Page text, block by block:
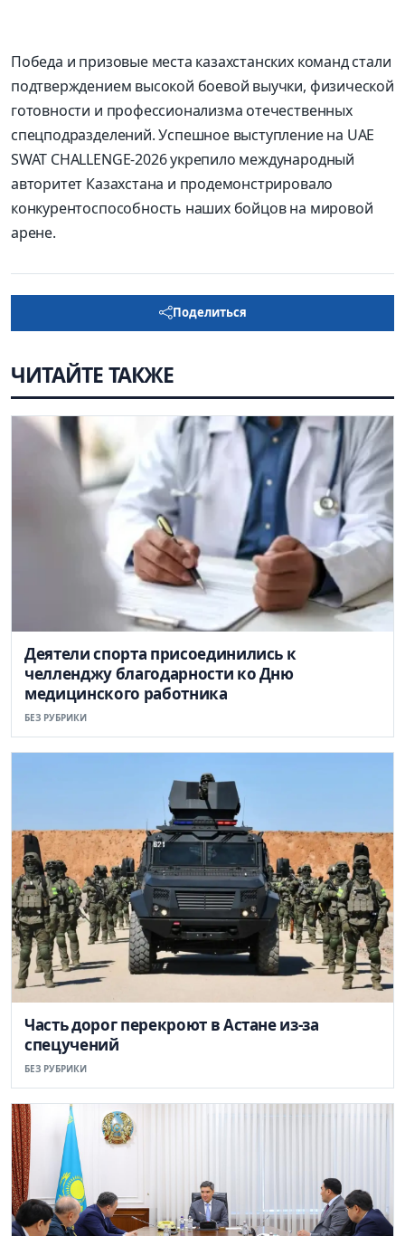
Победа и призовые места казахстанских команд стали
подтверждением высокой боевой выучки, физической
готовности и профессионализма отечественных
спецподразделений. Успешное выступление на UAE
SWAT CHALLENGE-2026 укрепило международный
авторитет Казахстана и продемонстрировало
конкурентоспособность наших бойцов на мировой
арене.
Поделиться
ЧИТАЙТЕ ТАКЖЕ
Деятели спорта присоединились к
челленджу благодарности ко Дню
медицинского работника
БЕЗ РУБРИКИ
Часть дорог перекроют в Астане из-за
спецучений
БЕЗ РУБРИКИ